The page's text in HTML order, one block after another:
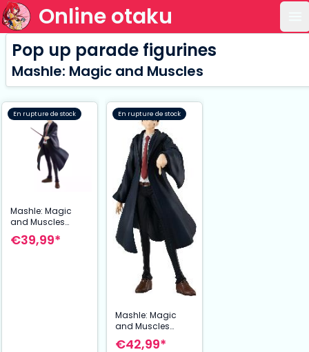
Online otaku
Pop up parade figurines
Mashle: Magic and Muscles
En rupture de stock
Mashle: Magic
and Muscles
statuette PVC Pop
Up Parade Lance
€39,99*
En rupture de stock
Mashle: Magic
and Muscles
statuette PVC Pop
Up Parade Mash
€42,99*